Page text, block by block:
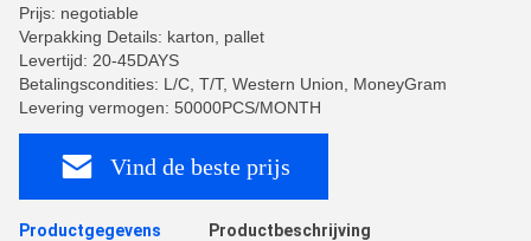
Prijs: negotiable
Verpakking Details: karton, pallet
Levertijd: 20-45DAYS
Betalingscondities: L/C, T/T, Western Union, MoneyGram
Levering vermogen: 50000PCS/MONTH
Vind de beste prijs
Productgegevens Productbeschrijving